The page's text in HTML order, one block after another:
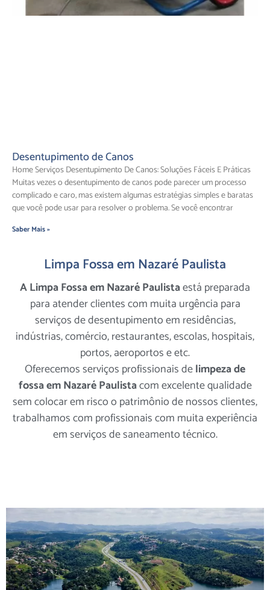
Desentupimento de Canos
Home Serviços Desentupimento De Canos: Soluções Fáceis E Práticas
Muitas vezes o desentupimento de canos pode parecer um processo
complicado e caro, mas existem algumas estratégias simples e baratas
que você pode usar para resolver o problema. Se você encontrar
Saber Mais »
Limpa Fossa em Nazaré Paulista
A Limpa Fossa em Nazaré Paulistaestá preparada
para atender clientes com muita urgência para
serviços de desentupimento em residências,
indústrias, comércio, restaurantes, escolas, hospitais,
portos, aeroportos e etc.
Oferecemos serviços profissionais delimpeza de
fossa em Nazaré Paulistacom excelente qualidade
sem colocar em risco o patrimônio de nossos clientes,
trabalhamos com profissionais com muita experiência
em serviços de saneamento técnico.